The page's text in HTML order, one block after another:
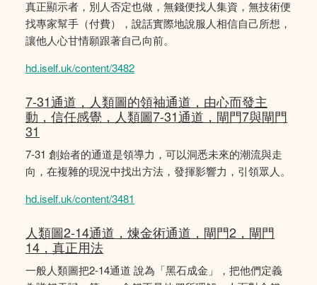
真正顯示者，別人否定也做，無錢便找人集資，無技術便
找專家幫手（付費），說話實際地說服人相信自己所想，
讓他人心甘情願跟著自己向前。
hd.iself.uk/content/3482
7-31通道，人類圖的領袖通道，由心而發主
動，信任感覺，人類圖7-31通道，閘門7與閘門
31
7-31 創始者的通道是領導力，可以洞悉未來的潮流與走
向，在複雜的現況中找出方法，發揮影響力，引領眾人。
hd.iself.uk/content/3481
人類圖2-14通道，煉金術通道，閘門2，閘門
14，真正用法
一般人類圖把2-14通道 說為「黑石成金」，把他們定義